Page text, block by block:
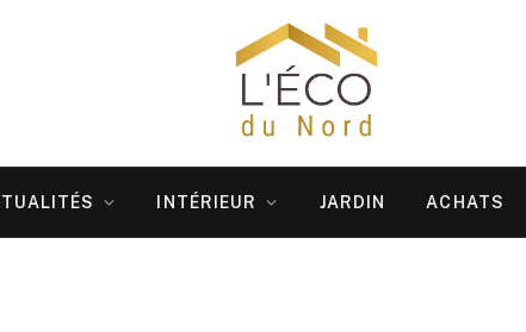
INTÉRIEUR JARDIN ACHATS